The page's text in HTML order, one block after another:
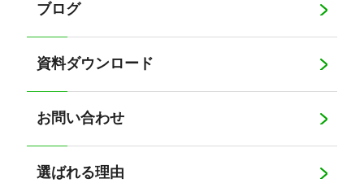
ブログ
資料ダウンロード
お問い合わせ
選ばれる理由